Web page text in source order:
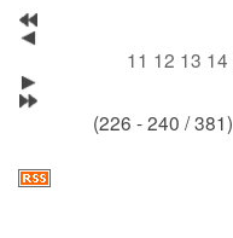
11 12 13 14
(226 - 240 / 381)